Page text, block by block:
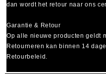
dan wordt het retour naar ons
Garantie & Retour
Op alle nieuwe producten geldt
Retourneren kan binnen 14
Retourbeleid.